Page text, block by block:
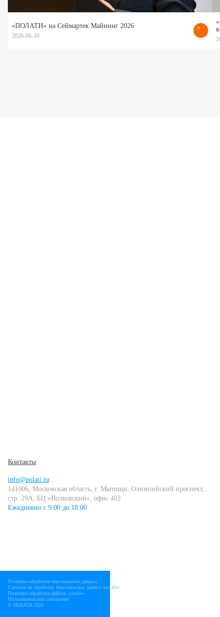
«ПОЛАТИ» на Сеймартек Майнинг 2026
2026-06-30
Контакты
info@polati.ru
141006, Московская область, г. Мытищи, Олимпийский проспект,
стр. 29А, БЦ «Волковский», офис 402
Ежедневно с 9:00 до 18:00
© ПОЛАТИ 2026
Пользовательское соглашение
Политика обработки файлов «cookie»
Согласие на обработку персональных данных на сайте
Политика обработки персональных данных